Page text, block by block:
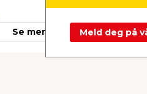
Se mer Meld deg på